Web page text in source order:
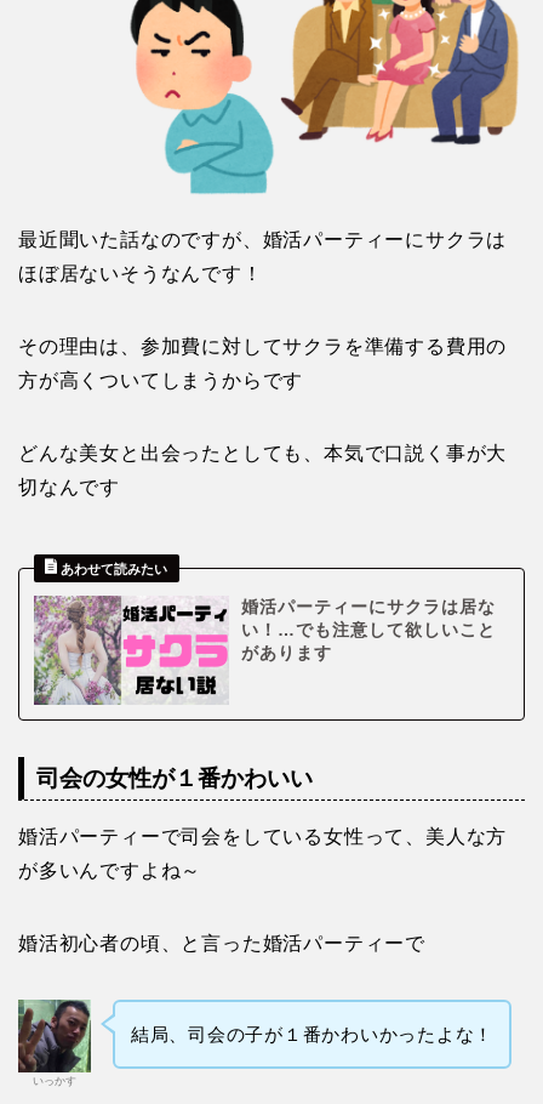
最近聞いた話なのですが、婚活パーティーにサクラは
ほぼ居ないそうなんです！
その理由は、参加費に対してサクラを準備する費用の
方が高くついてしまうからです
どんな美女と出会ったとしても、本気で口説く事が大
切なんです
婚活パーティーにサクラは居な
い！…でも注意して欲しいこと
があります
司会の女性が１番かわいい
婚活パーティーで司会をしている女性って、美人な方
が多いんですよね～
婚活初心者の頃、と言った婚活パーティーで
いっかす
結局、司会の子が１番かわいかったよな！